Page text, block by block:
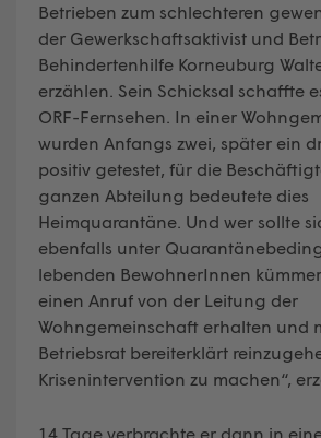
Betrieben zum schlechteren
der Gewerkschaftsaktivist und
Behindertenhilfe Korneuburg
erzählen. Sein Schicksal schaffte
ORF-Fernsehen. In einer
wurden Anfangs zwei, später ein
positiv getestet, für die
ganzen Abteilung bedeutete dies
Heimquarantäne. Und wer sollte
ebenfalls unter
lebenden BewohnerInnen
einen Anruf von der Leitung der
Wohngemeinschaft erhalten und
Betriebsrat bereiterklärt
Krisenintervention zu machen“,
14 Tage verbrachte er dann in